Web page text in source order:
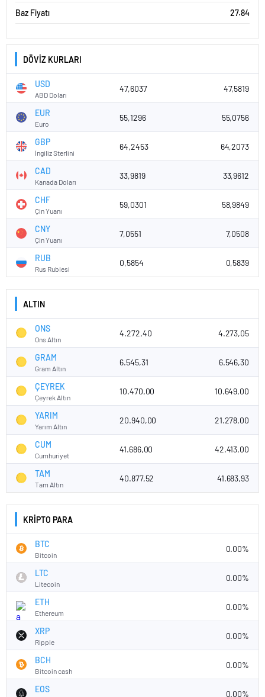
Baz Fiyatı 27.84
DÖVİZ KURLARI
USD
ABD Doları
47,6037 47,5819
EUR
Euro
55,1296 55,0756
GBP
İngiliz Sterlini
64,2453 64,2073
CAD
Kanada Doları
33,9819 33,9612
CHF
Çin Yuanı
59,0301 58,9849
CNY
Çin Yuanı
7,0551 7,0508
RUB
Rus Rublesi
0,5854 0,5839
ALTIN
ONS
Ons Altın
4.272,40 4.273,05
GRAM
Gram Altın
6.545,31 6.546,30
ÇEYREK
Çeyrek Altın
10.470,00 10.649,00
YARIM
Yarım Altın
20.940,00 21.278,00
CUM
Cumhuriyet
41.686,00 42.413,00
TAM
Tam Altın
40.877,52 41.683,93
KRİPTO PARA
BTC
Bitcoin
0.00%
LTC
Litecoin
0.00%
ETH
Ethereum
0.00%
XRP
Ripple
0.00%
BCH
Bitcoin cash
0.00%
EOS 0.00%